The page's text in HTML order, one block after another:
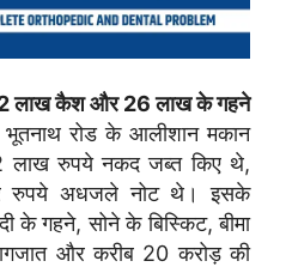
लाख कैश और 26 लाख के गहने
रोड के आलीशान मकान
लाख रुपये नकद जब्त किए थे,
रुपये अधजले नोट थे। इसके
के गहने, सोने के बिस्किट, बीमा
और करीब 20 करोड़ की